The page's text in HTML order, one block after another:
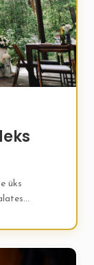
üks